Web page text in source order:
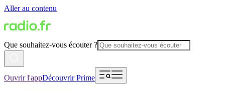
Aller au contenu
Que souhaitez-vous écouter ?
Ouvrir l'appDécouvrir Prime